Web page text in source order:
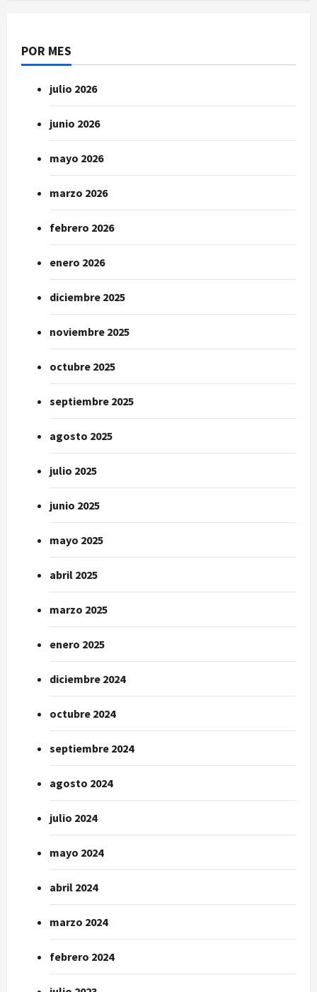
POR MES
julio 2026
junio 2026
mayo 2026
marzo 2026
febrero 2026
enero 2026
diciembre 2025
noviembre 2025
octubre 2025
septiembre 2025
agosto 2025
julio 2025
junio 2025
mayo 2025
abril 2025
marzo 2025
enero 2025
diciembre 2024
octubre 2024
septiembre 2024
agosto 2024
julio 2024
mayo 2024
abril 2024
marzo 2024
febrero 2024